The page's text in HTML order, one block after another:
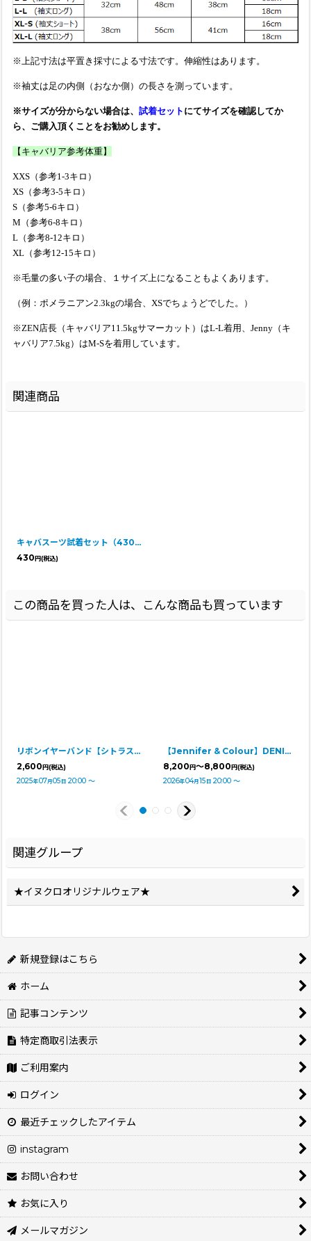
※上記寸法は平置き採寸による寸法です。伸縮性はあります。
※袖丈は足の内側（おなか側）の長さを測っています。
※サイズが分からない場合は、 試着セット にてサイズを確認してか
ら、ご購入頂くことをお勧めします。
【キャバリア参考体重】
XXS（参考1-3キロ）
XS（参考3-5キロ）
S（参考5-6キロ）
M（参考6-8キロ）
L（参考8-12キロ）
XL（参考12-15キロ）
※毛量の多い子の場合、１サイズ上になることもよくあります。
（例：ポメラニアン2.3kgの場合、XSでちょうどでした。）
※ZEN店長（キャバリア11.5kgサマーカット）はL-L着用、Jenny（キ
ャバリア7.5kg）はM-Sを着用しています。
関連商品
キャバスーツ試着セット（430円分ポイントバック付き）
430円(税込)
この商品を買った人は、こんな商品も買っています
リボンイヤーバンド【シトラス・Ｍサイズ】
2,600円(税込)
2025年07月05 日 20:00 ～
【Jennifer & Colour】DENIM DRESS（デニムドレス）
8,200円～8,800円(税込)
2026年04月15 日 20:00 ～
関連グループ
★イヌクロオリジナルウェア★
新規登録はこちら
ホーム
記事コンテンツ
特定商取引法表示
ご利用案内
ログイン
最近チェックしたアイテム
instagram
お問い合わせ
お気に入り
メールマガジン